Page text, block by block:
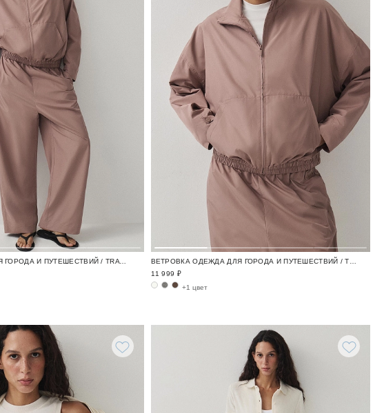
БРЮКИ ОДЕЖДА ДЛЯ ГОРОДА И ПУТЕШЕСТВИЙ / TRAVELLING
ВЕТРОВКА ОДЕЖДА ДЛЯ ГОРОДА И ПУТЕШЕСТВИЙ / TRAVELLING
11 999 ₽
+1 цвет